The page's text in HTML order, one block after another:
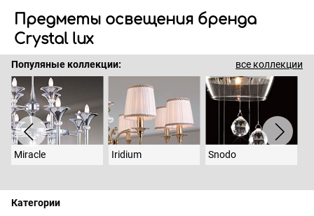
Предметы освещения бренда
Crystal lux
Популяные коллекции: все коллекции
Miracle Iridium Snodo
Категории